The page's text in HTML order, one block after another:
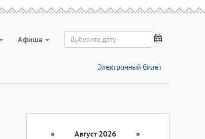
Aфиша
Электронный билет
« Август 2026
»